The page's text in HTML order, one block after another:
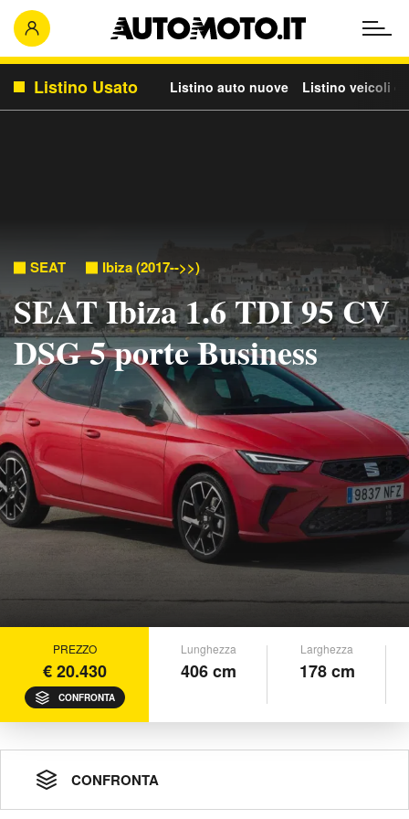
Listino Usato Listino auto nuove Listino veicoli
SEAT Ibiza (2017-->>)
SEAT Ibiza 1.6 TDI 95 CV
DSG 5 porte Business
PREZZO
€ 20.430
CONFRONTA
Lunghezza
406 cm
Larghezza
178 cm
CONFRONTA